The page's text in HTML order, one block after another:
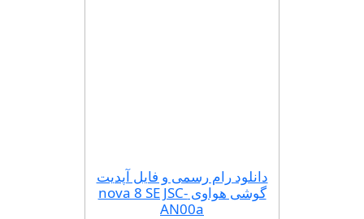
دانلود رام رسمی و فایل آپدیت
گوشی هواوی nova 8 SE JSC-
AN00a